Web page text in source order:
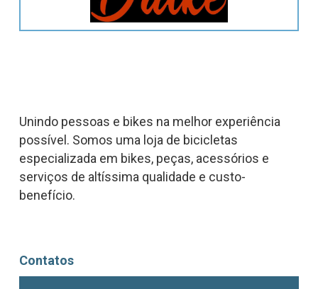
Unindo pessoas e bikes na melhor experiência
possível. Somos uma loja de bicicletas
especializada em bikes, peças, acessórios e
serviços de altíssima qualidade e custo-
benefício.
Contatos